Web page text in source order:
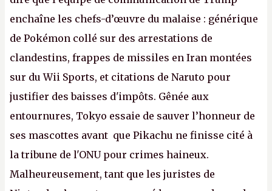
enchaîne les chefs-d’œuvre du malaise : générique
de Pokémon collé sur des arrestations de
clandestins, frappes de missiles en Iran montées
sur du Wii Sports, et citations de Naruto pour
justifier des baisses d'impôts. Gênée aux
entournures, Tokyo essaie de sauver l’honneur de
ses mascottes avant que Pikachu ne finisse cité à
la tribune de l'ONU pour crimes haineux.
Malheureusement, tant que les juristes de